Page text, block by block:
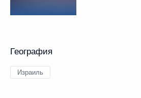
География
Израиль